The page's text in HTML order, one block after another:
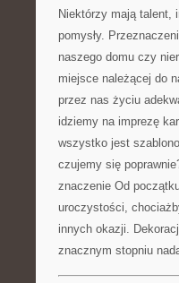
Niektórzy mają talent,
pomysły.
naszego domu czy
miejsce należącej do
przez nas życiu
idziemy na imprezę
wszystko jest
czujemy się
znaczenie Od
uroczystości,
innych okazji.
znacznym stopniu